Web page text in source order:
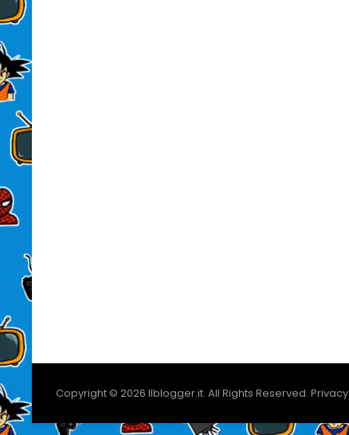
Copyright © 2026Ilblogger.it. All Rights Reserved.Privacy